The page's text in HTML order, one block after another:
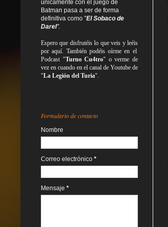
únicamente con el juego de
Batman pasa a ser de forma
definitiva como "El Sobaco de
Darel".
Espero que disfrutéis lo queveis yleéis
por aquí. También podéis oírme en el
Podcast "Turno Cu4tro" o verme de
vez en cuando en el canal de Youtube de
"La Legión del Turia".
Formulario de contacto
Nombre
Correo electrónico *
Mensaje *